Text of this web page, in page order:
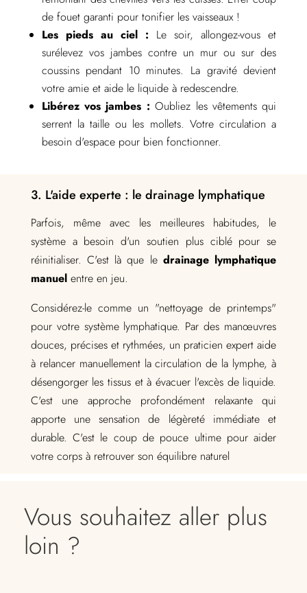
de fouet garanti pour tonifier les vaisseaux !
Les pieds au ciel : Le soir, allongez-vous et
surélevez vos jambes contre un mur ou sur des
coussins pendant 10 minutes. La gravité devient
votre amie et aide le liquide à redescendre.
Libérez vos jambes : Oubliez les vêtements qui
serrent la taille ou les mollets. Votre circulation a
besoin d'espace pour bien fonctionner.
3. L'aide experte : le drainage lymphatique
Parfois, même avec les meilleures habitudes, le
système a besoin d'un soutien plus ciblé pour se
réinitialiser. C'est là que le drainage lymphatique
manuelentre en jeu.
Considérez-le comme un "nettoyage de printemps"
pour votre système lymphatique. Par des manœuvres
douces, précises et rythmées, un praticien expert aide
à relancer manuellement la circulation de la lymphe, à
désengorger les tissus et à évacuer l'excès de liquide.
C'est une approche profondément relaxante qui
apporte une sensation de légèreté immédiate et
durable. C'est le coup de pouce ultime pour aider
votre corps à retrouver son équilibre naturel
Vous souhaitez aller plus
loin ?